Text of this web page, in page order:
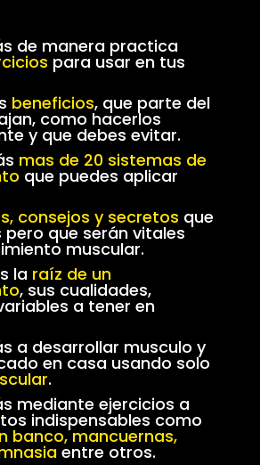
de manera practica
para usar en tus
beneficios, que parte del
como hacerlos
y que debes evitar.
mas de 20 sistemas de
que puedes aplicar
consejos y secretos que
que serán vitales
muscular.
laraíz de un
, sus cualidades,
a tener en
a desarrollar musculo y
en casa usando solo
.
mediante ejercicios a
indispensables como
banco, mancuernas,
entre otros.